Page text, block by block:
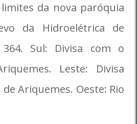
da nova paróquia
da Hidroelétrica de
Sul: Divisa com o
Leste: Divisa
Ariquemes. Oeste: Rio